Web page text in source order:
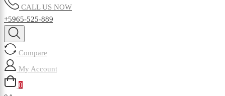
CALL US NOW
+5965-525-889
Compare
My Account
0